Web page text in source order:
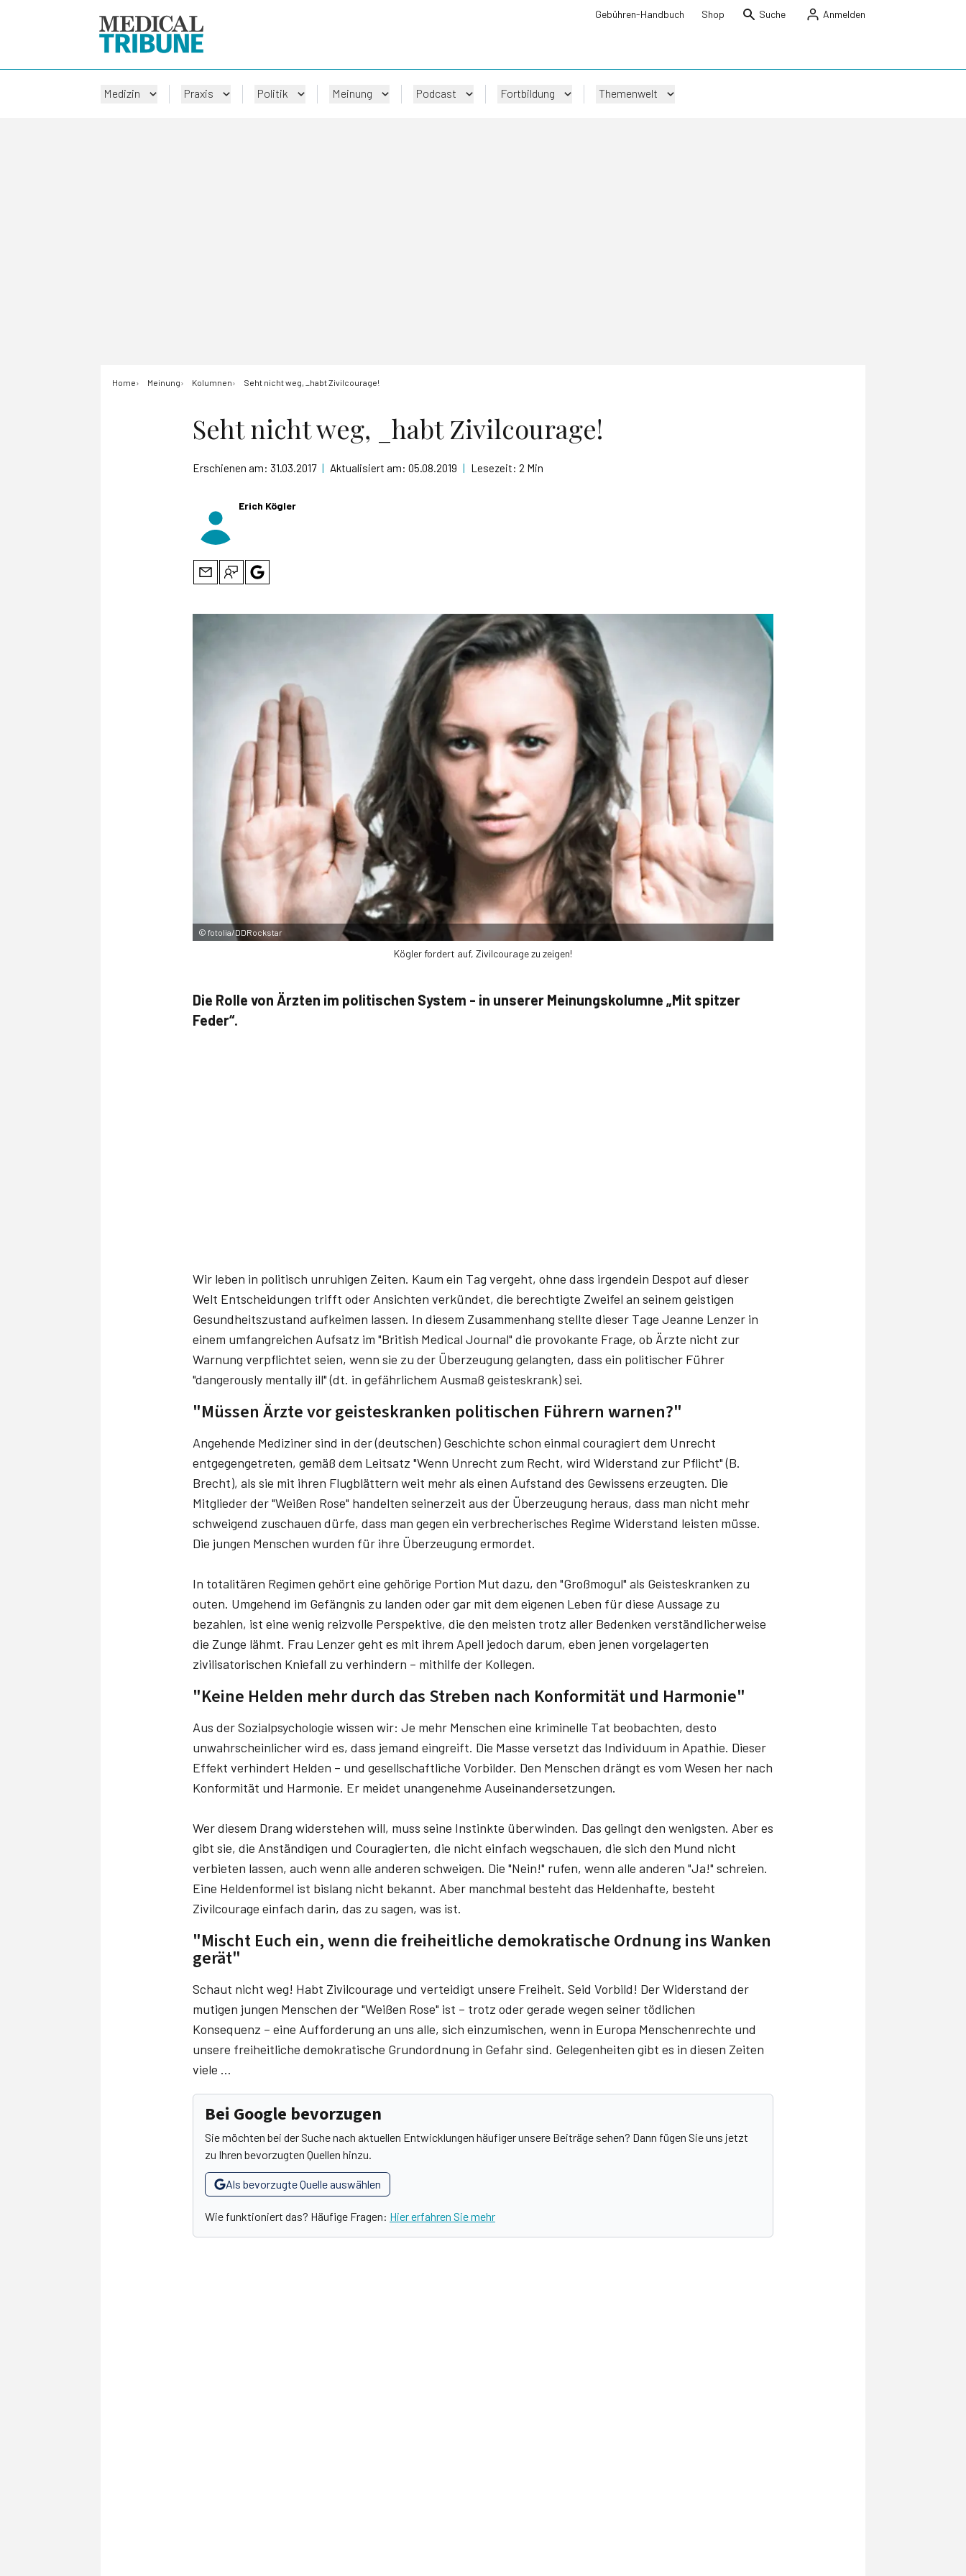
Gebühren-Handbuch Shop Suche Anmelden
Medizin Praxis Politik Meinung Podcast Fortbildung Themenwelt
Home Meinung Kolumnen Seht nicht weg, _habt Zivilcourage!
Seht nicht weg, _habt Zivilcourage!
Erschienen am: 31.03.2017 | Aktualisiert am: 05.08.2019 | Lesezeit: 2 Min
Erich Kögler
© fotolia/DDRockstar
Kögler fordert auf, Zivilcourage zu zeigen!
Die Rolle von Ärzten im politischen System - in unserer Meinungskolumne „Mit spitzer
Feder“.
Wir leben in politisch unruhigen Zeiten. Kaum ein Tag vergeht, ohne dass irgendein Despot auf dieser
Welt Entscheidungen trifft oder Ansichten verkündet, die berechtigte Zweifel an seinem geistigen
Gesundheitszustand aufkeimen lassen. In diesem Zusammenhang stellte dieser Tage Jeanne Lenzer in
einem umfangreichen Aufsatz im "British Medical Journal" die provokante Frage, ob Ärzte nicht zur
Warnung verpflichtet seien, wenn sie zu der Überzeugung gelangten, dass ein politischer Führer
"dangerously mentally ill" (dt. in gefährlichem Ausmaß geisteskrank) sei.
"Müssen Ärzte vor geisteskranken politischen Führern warnen?"
Angehende Mediziner sind in der (deutschen) Geschichte schon einmal couragiert dem Unrecht
entgegengetreten, gemäß dem Leitsatz "Wenn Unrecht zum Recht, wird Widerstand zur Pflicht" (B.
Brecht), als sie mit ihren Flugblättern weit mehr als einen Aufstand des Gewissens erzeugten. Die
Mitglieder der "Weißen Rose" handelten seinerzeit aus der Überzeugung heraus, dass man nicht mehr
schweigend zuschauen dürfe, dass man gegen ein verbrecherisches Regime Widerstand leisten müsse.
Die jungen Menschen wurden für ihre Überzeugung ermordet.
In totalitären Regimen gehört eine gehörige Portion Mut dazu, den "Großmogul" als Geisteskranken zu
outen. Umgehend im Gefängnis zu landen oder gar mit dem eigenen Leben für diese Aussage zu
bezahlen, ist eine wenig reizvolle Perspektive, die den meisten trotz aller Bedenken verständlicherweise
die Zunge lähmt. Frau Lenzer geht es mit ihrem Apell jedoch darum, eben jenen vorgelagerten
zivilisatorischen Kniefall zu verhindern – mithilfe der Kollegen.
"Keine Helden mehr durch das Streben nach Konformität und Harmonie"
Aus der Sozialpsychologie wissen wir: Je mehr Menschen eine kriminelle Tat beobachten, desto
unwahrscheinlicher wird es, dass jemand eingreift. Die Masse versetzt das Individuum in Apathie. Dieser
Effekt verhindert Helden – und gesellschaftliche Vorbilder. Den Menschen drängt es vom Wesen her nach
Konformität und Harmonie. Er meidet unangenehme Auseinandersetzungen.
Wer diesem Drang widerstehen will, muss seine Instinkte überwinden. Das gelingt den wenigsten. Aber es
gibt sie, die Anständigen und Couragierten, die nicht einfach wegschauen, die sich den Mund nicht
verbieten lassen, auch wenn alle anderen schweigen. Die "Nein!" rufen, wenn alle anderen "Ja!" schreien.
Eine Heldenformel ist bislang nicht bekannt. Aber manchmal besteht das Heldenhafte, besteht
Zivilcourage einfach darin, das zu sagen, was ist.
"Mischt Euch ein, wenn die freiheitliche demokratische Ordnung ins Wanken
gerät"
Schaut nicht weg! Habt Zivilcourage und verteidigt unsere Freiheit. Seid Vorbild! Der Widerstand der
mutigen jungen Menschen der "Weißen Rose" ist – trotz oder gerade wegen seiner tödlichen
Konsequenz – eine Aufforderung an uns alle, sich einzumischen, wenn in Europa Menschenrechte und
unsere freiheitliche demokratische Grundordnung in Gefahr sind. Gelegenheiten gibt es in diesen Zeiten
viele …
Bei Google bevorzugen
Sie möchten bei der Suche nach aktuellen Entwicklungen häufiger unsere Beiträge sehen? Dann fügen Sie uns jetzt
zu Ihren bevorzugten Quellen hinzu.
Als bevorzugte Quelle auswählen
Wie funktioniert das? Häufige Fragen: Hier erfahren Sie mehr